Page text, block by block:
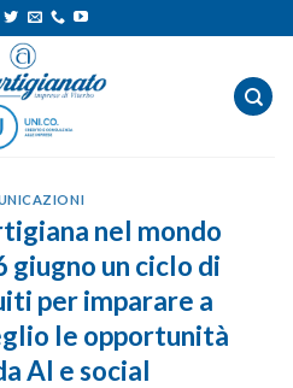
nel mondo
giugno un ciclo di
per imparare a
le opportunità
AI e social